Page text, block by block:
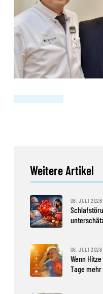
Weitere Artikel
06. JULI 2026
06. JULI 2026
Wenn
Tage